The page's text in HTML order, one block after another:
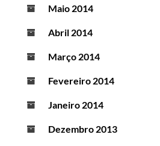
Maio 2014
Abril 2014
Março 2014
Fevereiro 2014
Janeiro 2014
Dezembro 2013